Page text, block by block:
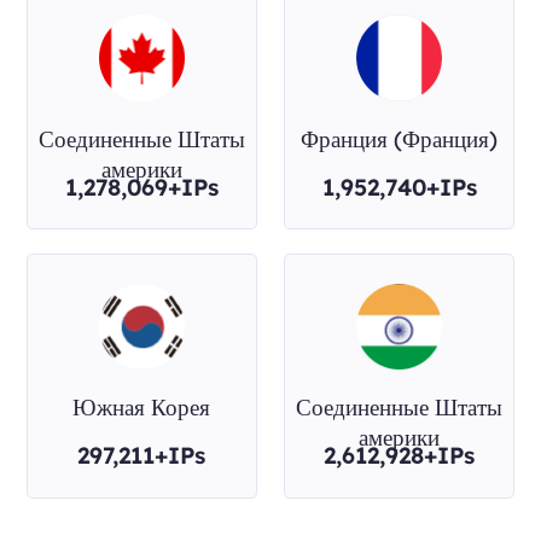
Соединенные Штаты
америки
1,278,069+IPs
Франция (Франция)
1,952,740+IPs
Южная Корея
297,211+IPs
Соединенные Штаты
америки
2,612,928+IPs